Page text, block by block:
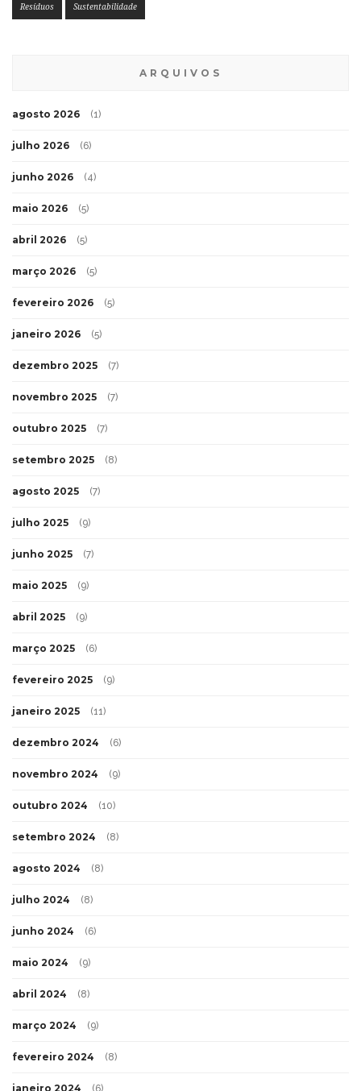
Resíduos Sustentabilidade
ARQUIVOS
agosto 2026 (1)
julho 2026 (6)
junho 2026 (4)
maio 2026 (5)
abril 2026 (5)
março 2026 (5)
fevereiro 2026 (5)
janeiro 2026 (5)
dezembro 2025 (7)
novembro 2025 (7)
outubro 2025 (7)
setembro 2025 (8)
agosto 2025 (7)
julho 2025 (9)
junho 2025 (7)
maio 2025 (9)
abril 2025 (9)
março 2025 (6)
fevereiro 2025 (9)
janeiro 2025 (11)
dezembro 2024 (6)
novembro 2024 (9)
outubro 2024 (10)
setembro 2024 (8)
agosto 2024 (8)
julho 2024 (8)
junho 2024 (6)
maio 2024 (9)
abril 2024 (8)
março 2024 (9)
fevereiro 2024 (8)
janeiro 2024 (6)